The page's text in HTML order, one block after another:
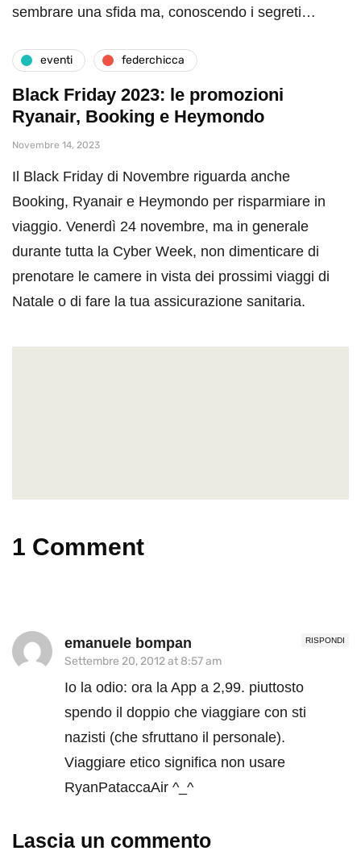
sembrare una sfida ma, conoscendo i segreti…
eventi federchicca
Black Friday 2023: le promozioni
Ryanair, Booking e Heymondo
Novembre 14, 2023
Il Black Friday di Novembre riguarda anche
Booking, Ryanair e Heymondo per risparmiare in
viaggio. Venerdì 24 novembre, ma in generale
durante tutta la Cyber Week, non dimenticare di
prenotare le camere in vista dei prossimi viaggi di
Natale o di fare la tua assicurazione sanitaria.
1 Comment
RISPONDI
emanuele bompan
Settembre 20, 2012 at 8:57 am
Io la odio: ora la App a 2,99. piuttosto
spendo il doppio che viaggiare con sti
nazisti (che sfruttano il personale).
Viaggiare etico significa non usare
RyanPataccaAir ^_^
Lascia un commento